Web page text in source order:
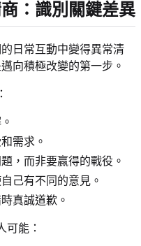
：識別關鍵差異
日常互動中變得異常清
向積極改變的第一步。
需求。
，而非要贏得的戰役。
己有不同的意見。
真誠道歉。
可能：